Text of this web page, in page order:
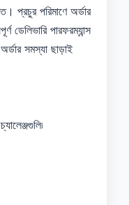
প্রচুর পরিমাণে অর্ডার
ডেলিভারি পারফরম্যান্স
সমস্যা ছাড়াই